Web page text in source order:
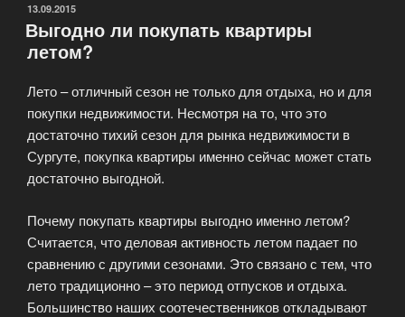
новостройках»
ОПУБЛИКОВАНО
13.09.2015
Выгодно ли покупать квартиры
летом?
Лето – отличный сезон не только для отдыха, но и для
покупки недвижимости. Несмотря на то, что это
достаточно тихий сезон для рынка недвижимости в
Сургуте, покупка квартиры именно сейчас может стать
достаточно выгодной.
Почему покупать квартиры выгодно именно летом?
Считается, что деловая активность летом падает по
сравнению с другими сезонами. Это связано с тем, что
лето традиционно – это период отпусков и отдыха.
Большинство наших соотечественников откладывают